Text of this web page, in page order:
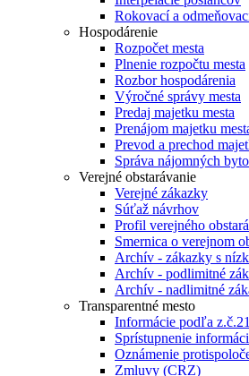
Rokovací a
Hospodárenie
Rozpočet mesta
Plnenie rozpočtu mesta
Rozbor hospodárenia
Výročné správy mesta
Predaj majetku mesta
Prenájom majetku
Prevod a prechod
Správa nájomných
Verejné obstarávanie
Verejné zákazky
Súťaž návrhov
Profil verejného
Smernica o verejnom
Archív - zákazky s
Archív - podlimitné
Archív - nadlimitné
Transparentné mesto
Informácie podľa
Sprístupnenie
Oznámenie
Zmluvy (CRZ)